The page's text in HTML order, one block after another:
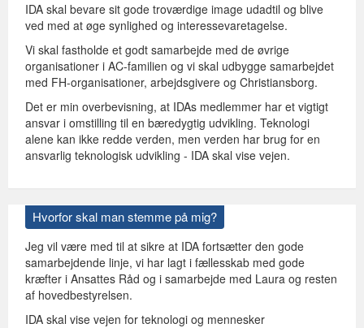
IDA skal bevare sit gode troværdige image udadtil og blive
ved med at øge synlighed og interessevaretagelse.
Vi skal fastholde et godt samarbejde med de øvrige
organisationer i AC-familien og vi skal udbygge samarbejdet
med FH-organisationer, arbejdsgivere og Christiansborg.
Det er min overbevisning, at IDAs medlemmer har et vigtigt
ansvar i omstilling til en bæredygtig udvikling. Teknologi
alene kan ikke redde verden, men verden har brug for en
ansvarlig teknologisk udvikling - IDA skal vise vejen.
Hvorfor skal man stemme på mig?
Jeg vil være med til at sikre at IDA fortsætter den gode
samarbejdende linje, vi har lagt i fællesskab med gode
kræfter i Ansattes Råd og i samarbejde med Laura og resten
af hovedbestyrelsen.
IDA skal vise vejen for teknologi og mennesker